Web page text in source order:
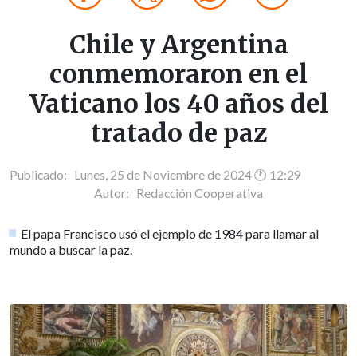
Chile y Argentina
conmemoraron en el
Vaticano los 40 años del
tratado de paz
Publicado: Lunes, 25 de Noviembre de 2024 🕐 12:29
Autor: Redacción Cooperativa
El papa Francisco usó el ejemplo de 1984 para llamar al
mundo a buscar la paz.